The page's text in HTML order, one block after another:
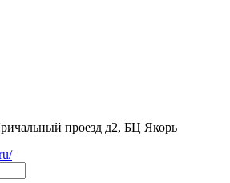
проезд д2, БЦ Якорь